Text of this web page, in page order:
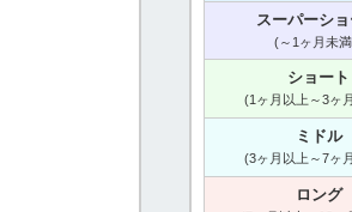
スーパーシ
(～1ヶ月未
ショート
(1ヶ月以上～3ヶ
ミドル
(3ヶ月以上～7ヶ
ロング